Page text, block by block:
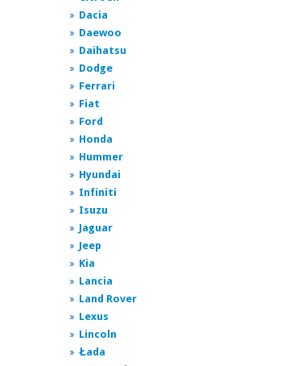
Dacia
Daewoo
Daihatsu
Dodge
Ferrari
Fiat
Ford
Honda
Hummer
Hyundai
Infiniti
Isuzu
Jaguar
Jeep
Kia
Lancia
Land Rover
Lexus
Lincoln
Łada